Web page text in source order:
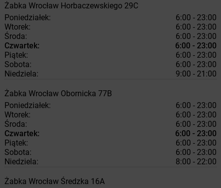
Żabka Wrocław Horbaczewskiego 29C
Poniedziałek:
6:00 - 23:00
Wtorek:
6:00 - 23:00
Środa:
6:00 - 23:00
Czwartek:
6:00 - 23:00
Piątek:
6:00 - 23:00
Sobota:
6:00 - 23:00
Niedziela:
9:00 - 21:00
Żabka Wrocław Obornicka 77B
Poniedziałek:
6:00 - 23:00
Wtorek:
6:00 - 23:00
Środa:
6:00 - 23:00
Czwartek:
6:00 - 23:00
Piątek:
6:00 - 23:00
Sobota:
6:00 - 23:00
Niedziela:
8:00 - 22:00
Żabka Wrocław Średzka 16A